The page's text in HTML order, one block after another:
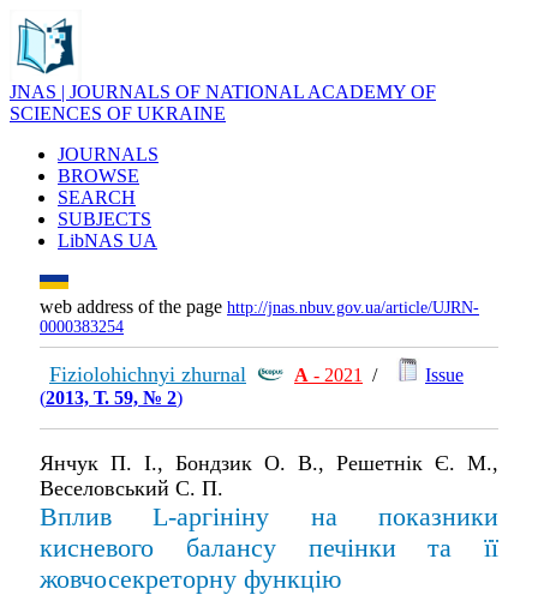
JNAS | JOURNALS OF NATIONAL ACADEMY OF
SCIENCES OF UKRAINE
JOURNALS
BROWSE
SEARCH
SUBJECTS
LibNAS UA
web address of the page http://jnas.nbuv.gov.ua/article/UJRN-
0000383254
Fiziolohichnyi zhurnal А - 2021 /
Issue
(2013, Т. 59, № 2)
Янчук П. І., Бондзик О. В., Решетнік Є. М.,
Веселовський С. П.
Вплив L-аргініну на показники
кисневого балансу печінки та її
жовчосекреторну функцію